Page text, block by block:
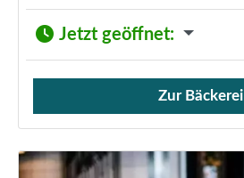
Jetzt geöffnet:
Verkauf von Brötchen,
Zur Bäckerei